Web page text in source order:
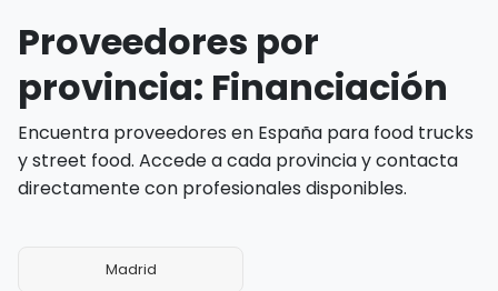
Proveedores por
provincia: Financiación
Encuentra proveedores en España para food trucks
y street food. Accede a cada provincia y contacta
directamente con profesionales disponibles.
Madrid